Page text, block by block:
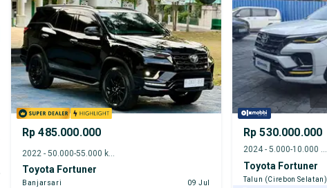
Rp 485.000.000
Toyota Fortuner
Banjarsari
09 Jul
Rp 530.000.000
2024 - 5.000-10.000 km
Toyota Fortuner
Talun (Cirebon Selatan)